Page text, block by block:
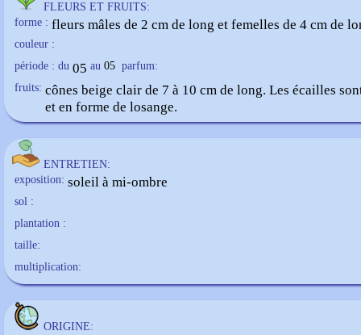
FLEURS ET FRUITS:
forme : fleurs mâles de 2 cm de long et femelles de 4 cm de
couleur :
période : du 05 au 05 parfum:
fruits: cônes beige clair de 7 à 10 cm de long. Les écailles
et en forme de losange.
ENTRETIEN:
exposition: soleil à mi-ombre
sol :
plantation :
taille:
multiplication:
ORIGINE: